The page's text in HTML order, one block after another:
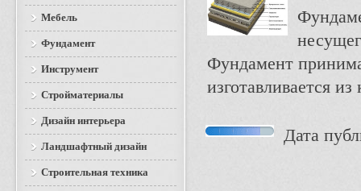
Фундамент
изготавливается
Дата
Мебель
Фундамент
Инструмент
Стройматериалы
Дизайн интерьера
Ландшафтный дизайн
Строительная техника